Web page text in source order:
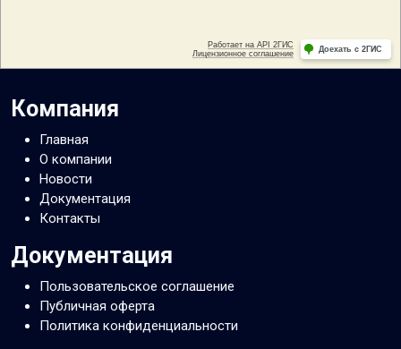
Компания
Главная
О компании
Новости
Документация
Контакты
Документация
Пользовательское соглашение
Публичная оферта
Политика конфиденциальности